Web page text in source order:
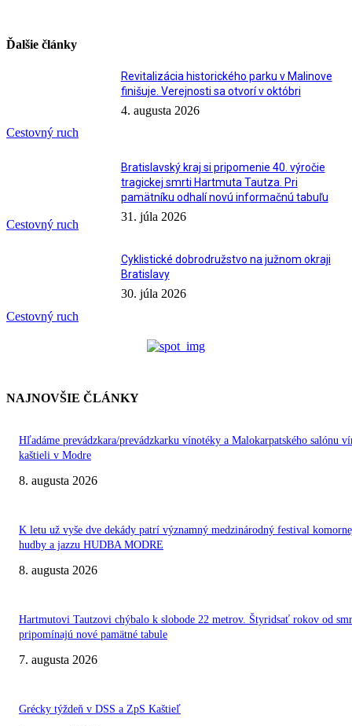
Ďalšie články
Cestovný ruch
Revitalizácia historického parku v Malinove
finišuje. Verejnosti sa otvorí v októbri
4. augusta 2026
Cestovný ruch
Bratislavský kraj si pripomenie 40. výročie
tragickej smrti Hartmuta Tautza. Pri
pamätníku odhalí novú informačnú tabuľu
31. júla 2026
Cestovný ruch
Cyklistické dobrodružstvo na južnom okraji
Bratislavy
30. júla 2026
NAJNOVŠIE ČLÁNKY
Hľadáme prevádzkara/prevádzkarku vínotéky a Malokarpatského salónu
kaštieli v Modre
8. augusta 2026
K letu už vyše dve dekády patrí významný medzinárodný festival
hudby a jazzu HUDBA MODRE
8. augusta 2026
Hartmutovi Tautzovi chýbalo k slobode 22 metrov. Štyridsať rokov od
pripomínajú nové pamätné tabule
7. augusta 2026
Grécky týždeň v DSS a ZpS Kaštieľ